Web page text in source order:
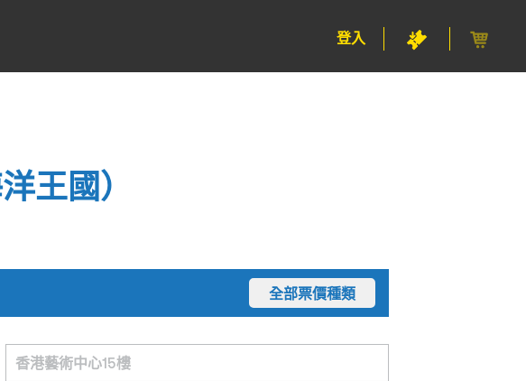
登入
王國）
全部票價種類